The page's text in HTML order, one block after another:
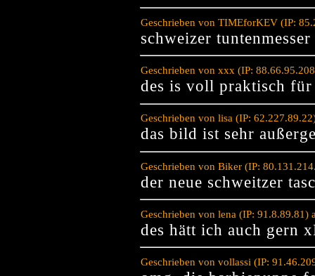
Geschrieben von TIMEforKEV (IP:
schweizer
Geschrieben von xxx (IP:
des is voll praktisch
Geschrieben von lisa (IP:
das bild ist sehr
Geschrieben von Biker (IP:
der neue schweitzer
Geschrieben von lena (IP: 91.8.89.81)
des hätt ich auch gern
Geschrieben von vollassi (IP: